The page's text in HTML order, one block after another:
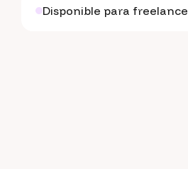
Disponible para freelance